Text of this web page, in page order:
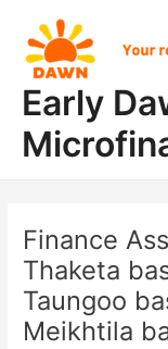
content
Early
Finance
Thaketa
Taungoo
Meikhtila
navigation